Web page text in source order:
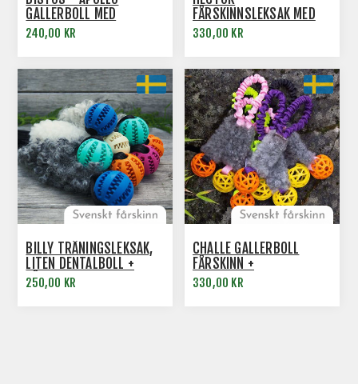
GALLERBOLL MED
EXPANDER
240,00 KR
FÅRSKINNSLEKSAK MED
LITEN DENTALBOLL OCH
EXPANDERHANDTAG
330,00 KR
BILLY TRÄNINGSLEKSAK,
LITEN DENTALBOLL +
FÅRSKINN
250,00 KR
CHALLE GALLERBOLL
FÅRSKINN +
EXPANDERRING
330,00 KR